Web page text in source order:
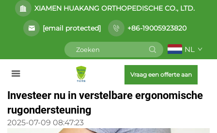
XIAMEN HUAKANG ORTHOPEDISCHE CO., LTD.
[email protected] +86-19005923820
NL
Vraag een offerte aan
Investeer nu in verstelbare ergonomische
rugondersteuning
2025-07-09 08:47:23